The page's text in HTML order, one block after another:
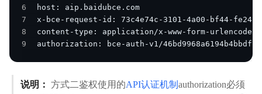
6
7
8
9
authorization: bce-auth-v1/
说明： 方式二鉴权使用的API认证机制 authorization必须